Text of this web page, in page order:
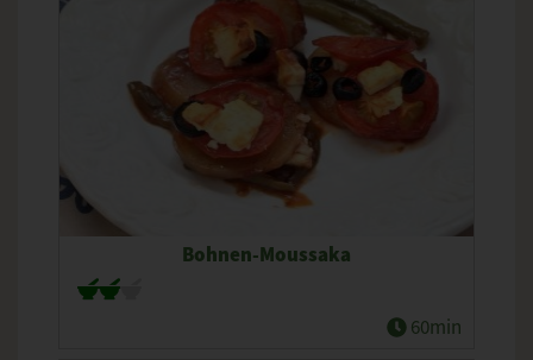
Bohnen-Moussaka
60min